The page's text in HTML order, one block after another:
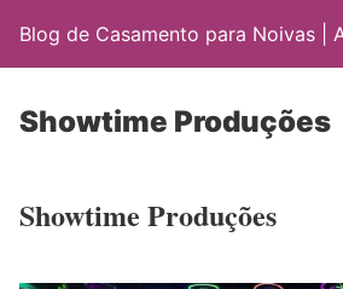
Blog de Casamento para Noivas |
Showtime Produções
Showtime Produções